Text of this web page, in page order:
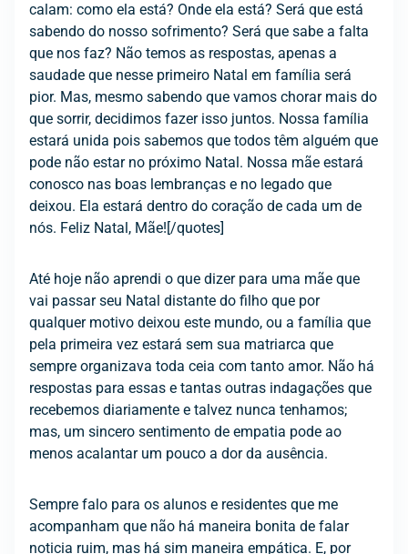
calam: como ela está? Onde ela está? Será que está
sabendo do nosso sofrimento? Será que sabe a falta
que nos faz? Não temos as respostas, apenas a
saudade que nesse primeiro Natal em família será
pior. Mas, mesmo sabendo que vamos chorar mais do
que sorrir, decidimos fazer isso juntos. Nossa família
estará unida pois sabemos que todos têm alguém que
pode não estar no próximo Natal. Nossa mãe estará
conosco nas boas lembranças e no legado que
deixou. Ela estará dentro do coração de cada um de
nós. Feliz Natal, Mãe![/quotes]
Até hoje não aprendi o que dizer para uma mãe que
vai passar seu Natal distante do filho que por
qualquer motivo deixou este mundo, ou a família que
pela primeira vez estará sem sua matriarca que
sempre organizava toda ceia com tanto amor. Não há
respostas para essas e tantas outras indagações que
recebemos diariamente e talvez nunca tenhamos;
mas, um sincero sentimento de empatia pode ao
menos acalantar um pouco a dor da ausência.
Sempre falo para os alunos e residentes que me
acompanham que não há maneira bonita de falar
noticia ruim, mas há sim maneira empática. E, por